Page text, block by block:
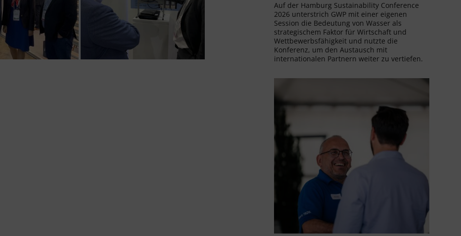
Auf der Hamburg Sustainability Conference
2026 unterstrich GWP mit einer eigenen
Session die Bedeutung von Wasser als
strategischem Faktor für Wirtschaft und
Wettbewerbsfähigkeit und nutzte die
Konferenz, um den Austausch mit
internationalen Partnern weiter zu vertiefen.